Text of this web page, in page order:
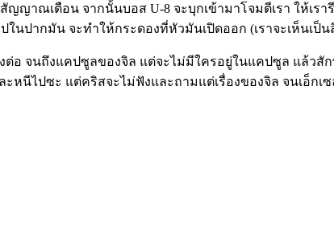
ญาณเตือน จากนั้นบอส U-8 จะบุกเข้ามาโจมตีเรา ให้เ
ปในปากมัน จะทำให้กระดองที่หัวมันเปิดออก (เราจะเห็น
ต่อ จนถึงแคปซูลของจิล แต่จะไม่มีใครอยู่ในแคปซูล แล้วสั
หนีไปซะ แต่คริสจะไม่ฟังและถามแต่เรื่องของจิล จนเอ็กเซ